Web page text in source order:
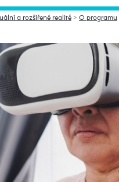
a rozšířené realitě > O programu